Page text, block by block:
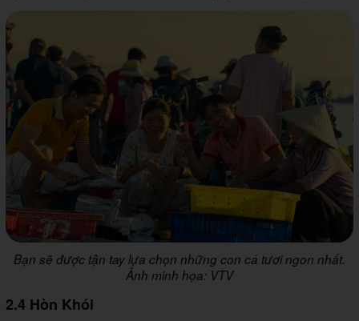
Bạn sẽ được tận tay lựa chọn những con cá tươi ngon nhất.
Ảnh minh họa: VTV
2.4 Hòn Khói